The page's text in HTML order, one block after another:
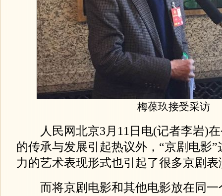
梅葆玖接受采访
人民网北京3月11日电(记者李岩)在
的传承与发展引起热议外，“京剧电影
力的艺术表现形式也引起了很多京剧
而将京剧电影和其他电影放在同一